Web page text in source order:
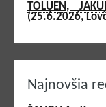
TOLUEN,
(25.6.2026,
Najnovšia